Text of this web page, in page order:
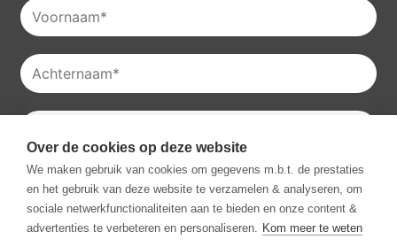
Je kan onzeprivacyverklaringraadplegen en je kan je ook
altijd uitschrijven voor onze nieuwsbrieven.
Ik ga akkoord met het ontvangen van communicatie van
Vestio.*
Over de cookies op deze website
We maken gebruik van cookies om gegevens m.b.t. de prestaties
en het gebruik van deze website te verzamelen & analyseren, om
sociale netwerkfunctionaliteiten aan te bieden en onze content &
advertenties te verbeteren en personaliseren. Kom meer te weten